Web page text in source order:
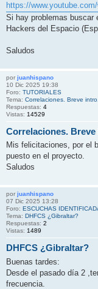
https://
Si hay problemas buscar
Hackers del Espacio
Saludos
por juanhispano
10 Dic 2025 19:38
Foro: TUTORIALES
Tema: Correlaciones. Breve intro.
Respuestas: 4
Vistas: 14529
Correlaciones.
Mis felicitaciones, por el
puesto en el proyecto.
Saludos
por juanhispano
07 Dic 2025 13:28
Foro: ESCUCHAS
Tema: DHFCS ¿Gibraltar?
Respuestas: 2
Vistas: 1489
DHFCS ¿Gibraltar?
Buenas tardes:
Desde el pasado día 2
frecuencia.